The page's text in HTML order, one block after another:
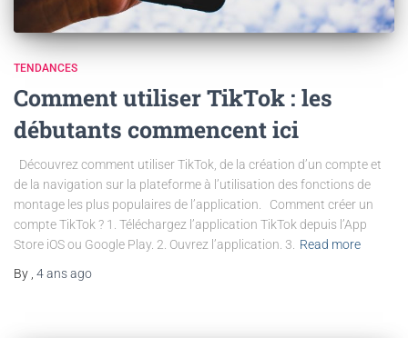
TENDANCES
Comment utiliser TikTok : les
débutants commencent ici
Découvrez comment utiliser TikTok, de la création d’un compte et
de la navigation sur la plateforme à l’utilisation des fonctions de
montage les plus populaires de l’application. Comment créer un
compte TikTok ? 1. Téléchargez l’application TikTok depuis l’App
Store iOS ou Google Play. 2. Ouvrez l’application. 3.
Read more
By 4 ansago